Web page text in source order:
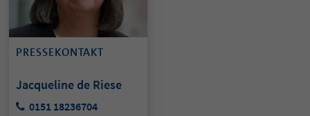
PRESSEKONTAKT
Jacqueline de Riese
0151 18236704